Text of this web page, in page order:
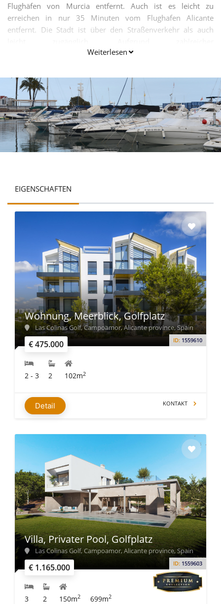
Flughäfen von Murcia entfernt. Auch ist es leicht zu
erreichen in nur 35 Minuten vom Flughafen Alicante
entfernt. Die Stadt ist über den Straßenverkehr als auch
Touristenattraktionen in der Stadt, ist es ein
Weiterlesen
EIGENSCHAFTEN
€ 475.000 ID: 1559610
Wohnung, Meerblick, Golfplatz
Las Colinas Golf, Campoamor, Alicante province, Spain
2 - 3 2 102m2
Detail KONTAKT
€ 1.165.000 ID: 1559603
Villa, Privater Pool, Golfplatz
Las Colinas Golf, Campoamor, Alicante province, Spain
3 2 150m2 699m2